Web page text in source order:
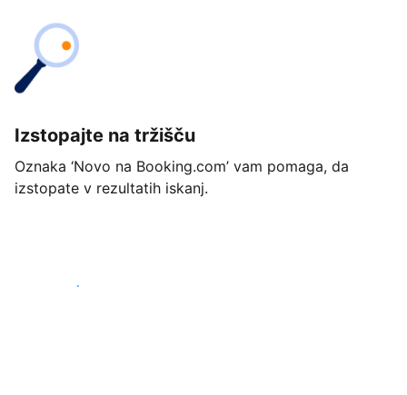
Izstopajte na tržišču
Oznaka ‘Novo na Booking.com’ vam pomaga, da
izstopate v rezultatih iskanj.
Začnite danes